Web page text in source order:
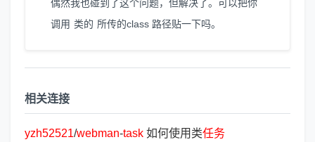
偶然我也碰到了这个问题，但解决了。可以把你
调用 类的 所传的class 路径贴一下吗。
相关连接
yzh52521/webman-task 如何使用类任务